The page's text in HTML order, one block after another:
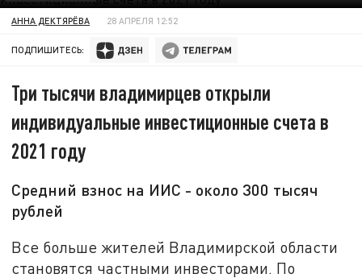
АННА ДЕКТЯРЁВА 28 АПРЕЛЯ 12:52
ПОДПИШИТЕСЬ:
Три тысячи владимирцев открыли
индивидуальные инвестиционные счета в
2021 году
Средний взнос на ИИС - около 300 тысяч
рублей
Все больше жителей Владимирской области
становятся частными инвесторами. По